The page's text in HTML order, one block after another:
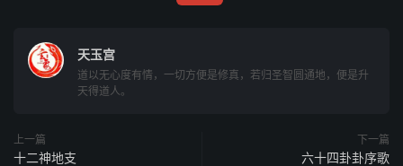
天玉宫
道以无心度有情，一切方便是修真，若归圣智圆通地，便是升
天得道人。
上一篇
十二神地支
下一篇
六十四卦卦序歌